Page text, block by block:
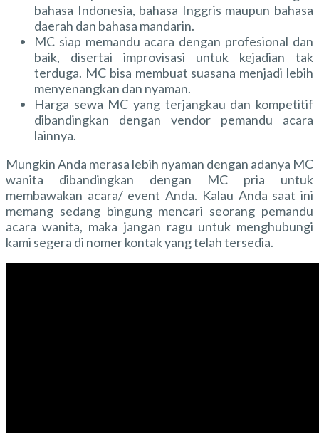
bahasa Indonesia, bahasa Inggris maupun bahasa
daerah dan bahasa mandarin.
MC siap memandu acara dengan profesional dan
baik, disertai improvisasi untuk kejadian tak
terduga. MC bisa membuat suasana menjadi lebih
menyenangkan dan nyaman.
Harga sewa MC yang terjangkau dan kompetitif
dibandingkan dengan vendor pemandu acara
lainnya.
Mungkin Anda merasa lebih nyaman dengan adanya MC
wanita dibandingkan dengan MC pria untuk
membawakan acara/ event Anda. Kalau Anda saat ini
memang sedang bingung mencari seorang pemandu
acara wanita, maka jangan ragu untuk menghubungi
kami segera di nomer kontak yang telah tersedia.